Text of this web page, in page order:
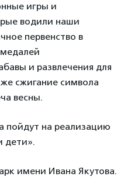
игры и
водили наши
первенство в
и развлечения для
сжигание символа
весны.
пойдут на реализацию
дети».
имени Ивана Якутова.